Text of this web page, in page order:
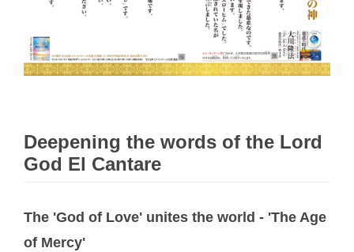
Deepening the words of the Lord
God El Cantare
The 'God of Love' unites the world - 'The Age
of Mercy'